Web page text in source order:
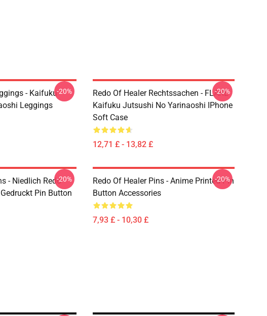
- Kaifuku
Leggings
-20%
Redo Of Healer Rechtssachen - FLARE
Kaifuku Jutsushi No Yarinaoshi IPhone
Soft Case
12,71 £ - 13,82 £
-20%
- Niedlich Redo
Pin Button
-20%
Redo Of Healer Pins - Anime Printed Pin
Button Accessories
7,93 £ - 10,30 £
-20%